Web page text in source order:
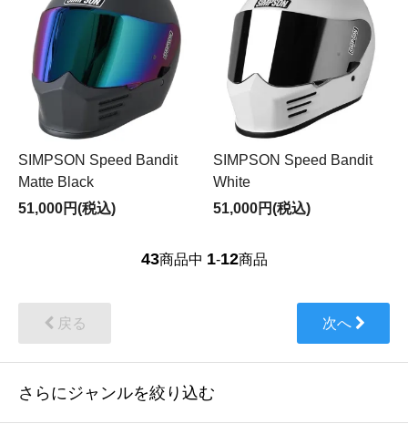
SIMPSON Speed Bandit
Matte Black
51,000円(税込)
SIMPSON Speed Bandit
White
51,000円(税込)
43商品中 1-12商品
戻る 次へ
さらにジャンルを絞り込む